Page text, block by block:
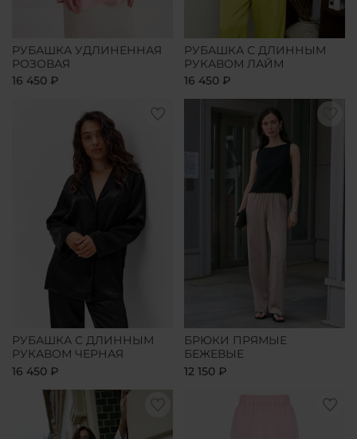
РУБАШКА УДЛИНЕННАЯ
РОЗОВАЯ
16 450 ₽
РУБАШКА С ДЛИННЫМ
РУКАВОМ ЛАЙМ
16 450 ₽
РУБАШКА С ДЛИННЫМ
РУКАВОМ ЧЕРНАЯ
16 450 ₽
БРЮКИ ПРЯМЫЕ
БЕЖЕВЫЕ
12 150 ₽